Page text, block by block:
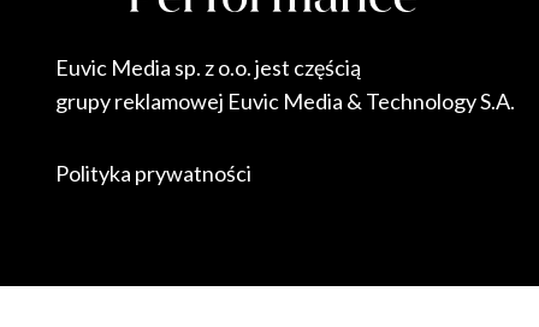
Euvic Media sp. z o.o. jest częścią
grupy reklamowej Euvic Media & Technology S.A.
Polityka prywatności